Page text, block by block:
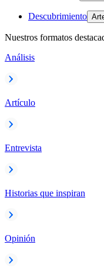
Descubrimiento
Nuestros formatos
Análisis
Artículo
Entrevista
Historias que inspiran
Opinión